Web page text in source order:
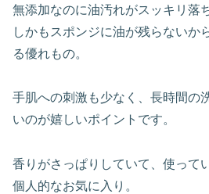
無添加なのに油汚れがスッキリ落
しかもスポンジに油が残らないか
る優れもの。
手肌への刺激も少なく、長時間の
いのが嬉しいポイントです。
香りがさっぱりしていて、使って
個人的なお気に入り。